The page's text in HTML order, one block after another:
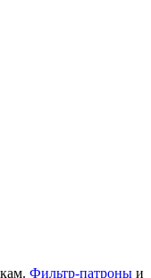
Фильтр-патроны и